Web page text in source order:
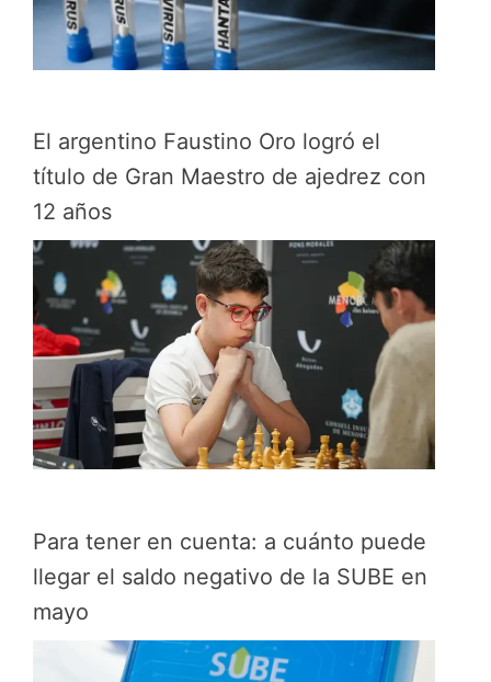
El argentino Faustino Oro logró el
título de Gran Maestro de ajedrez con
12 años
Para tener en cuenta: a cuánto puede
llegar el saldo negativo de la SUBE en
mayo